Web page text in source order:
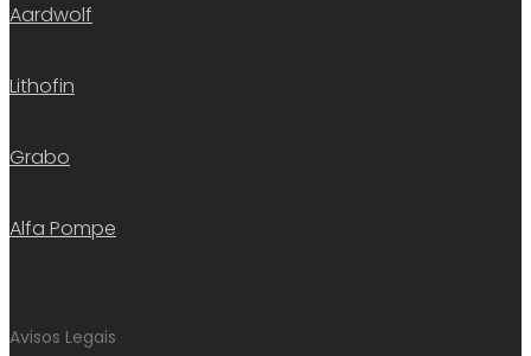
Aardwolf
Lithofin
Grabo
Alfa Pompe
Avisos Legais